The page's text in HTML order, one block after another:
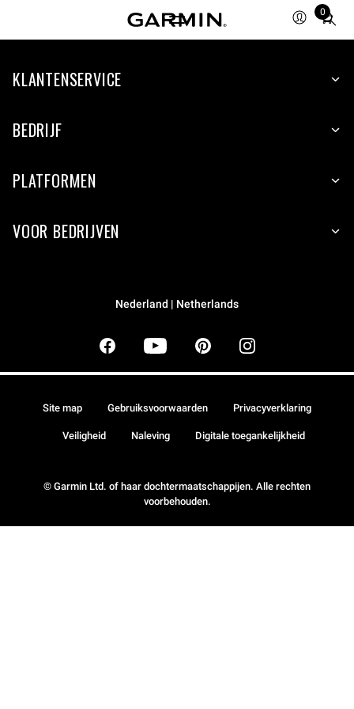
0
Total
items
cart:
KLANTENSERVICE
BEDRIJF
PLATFORMEN
VOOR BEDRIJVEN
Nederland | Netherlands
© Garmin Ltd. of haar dochtermaatschappijen. Alle rechten
voorbehouden.
Site map Gebruiksvoorwaarden Privacyverklaring
Veiligheid Naleving Digitale toegankelijkheid